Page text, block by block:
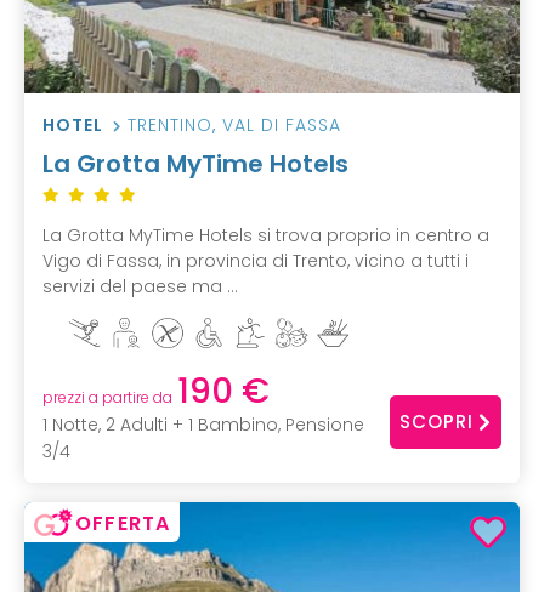
HOTEL TRENTINO, VAL DI FASSA
La Grotta MyTime Hotels
La Grotta MyTime Hotels si trova proprio in centro a
Vigo di Fassa, in provincia di Trento, vicino a tutti i
servizi del paese ma ...
prezzi a partire da 190 €
1 Notte, 2 Adulti + 1 Bambino, Pensione
3/4
SCOPRI
OFFERTA